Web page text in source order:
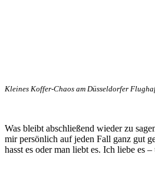
Kleines Koffer-Chaos am Düsseldorfer
Was bleibt abschließend wieder zu
mir persönlich auf jeden Fall ganz gut
hasst es oder man liebt es. Ich liebe es